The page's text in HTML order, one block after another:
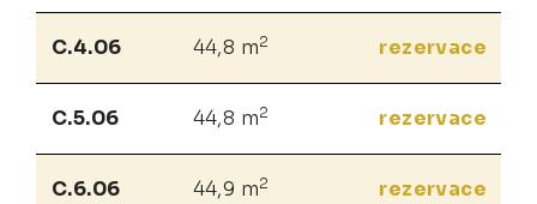
C.4.06 44,8 m2 rezervace
C.5.06 44,8 m2 rezervace
C.6.06 44,9 m2 rezervace